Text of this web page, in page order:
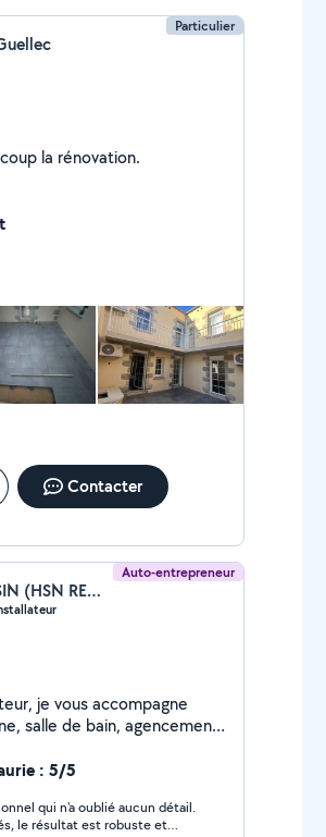
Particulier
la rénovation.
Contacter
Auto-entrepreneur
Mikaël HOUSSIN (HSN RENOV)
je vous accompagne
salle de bain, agencement
Brestoise, je peux vous
afin de vous proposer
avec votre projet.
: 5/5
qui n'a oublié aucun détail.
le résultat est robuste et